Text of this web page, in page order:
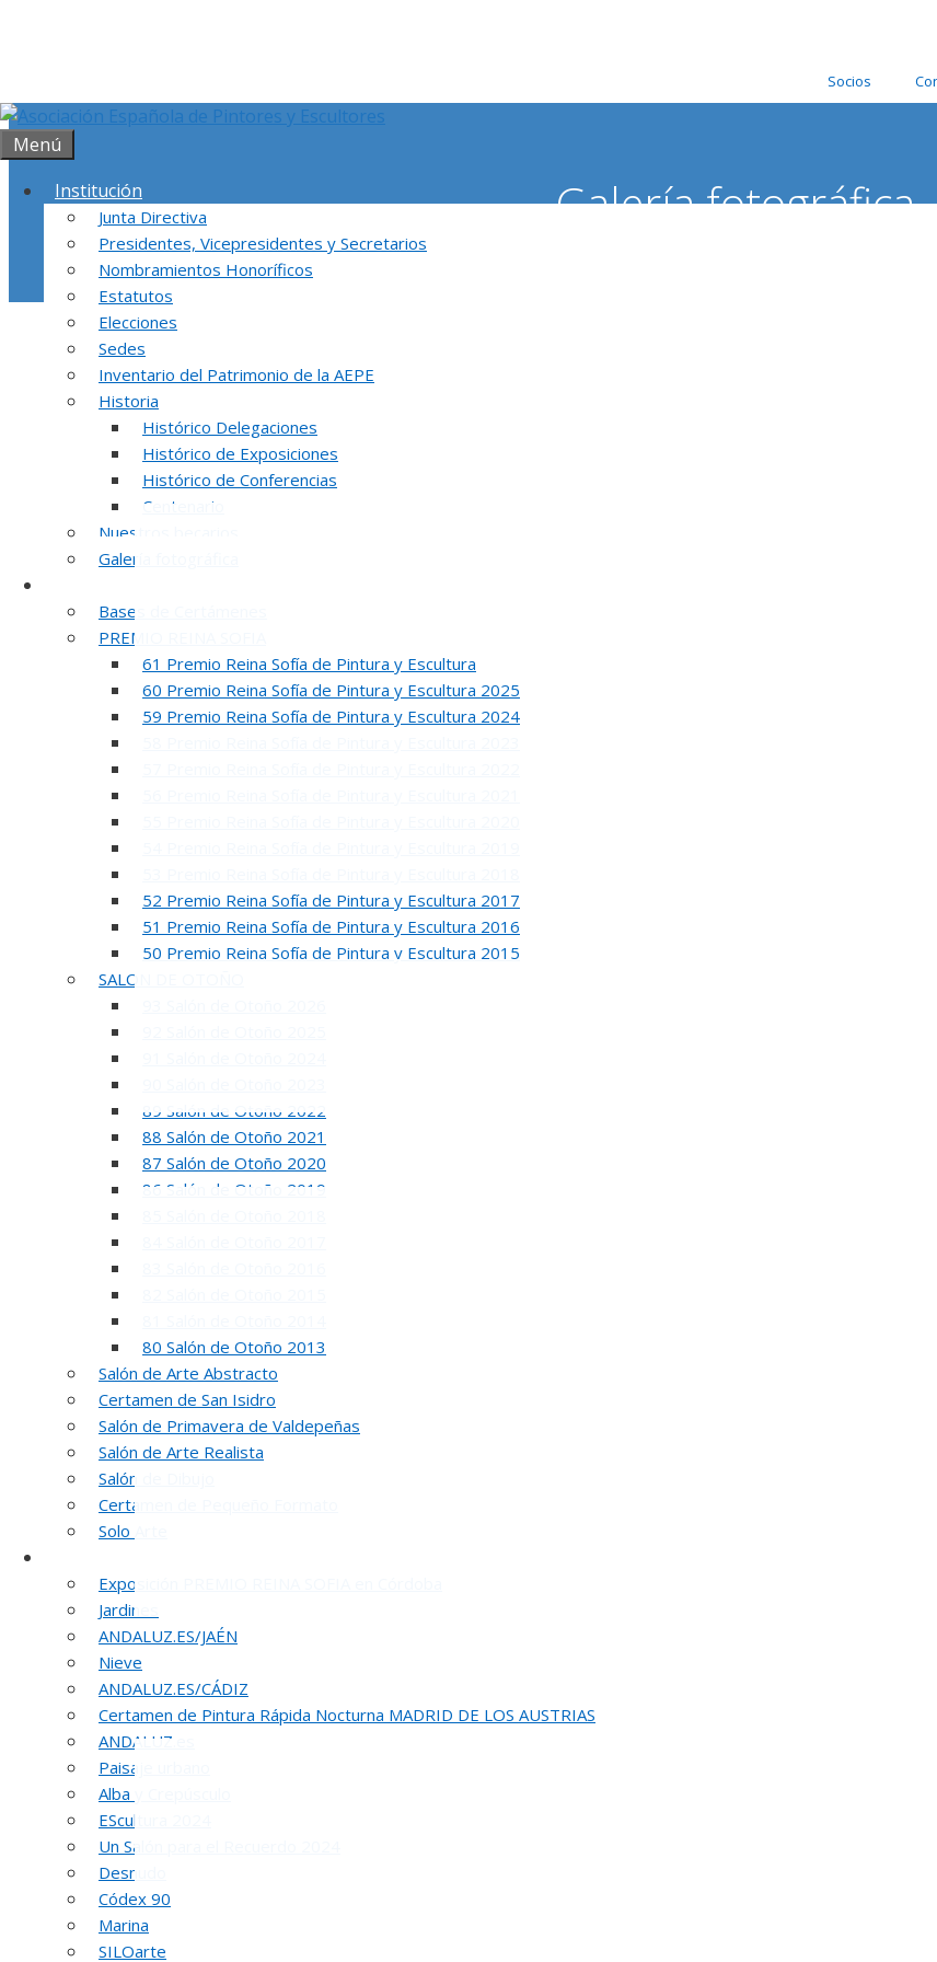
Socios
Menú
Institución
Junta Directiva
Presidentes, Vicepresidentes y Secretarios
Nombramientos Honoríficos
Estatutos
Elecciones
Sedes
Inventario del Patrimonio de la AEPE
Historia
Histórico Delegaciones
Histórico de Exposiciones
Histórico de Conferencias
Centenario
Nuestros becarios
Galería fotográfica
Bases de Certámenes
PREMIO REINA SOFIA
61 Premio Reina Sofía de Pintura y Escultura
60 Premio Reina Sofía de Pintura y Escultura 2025
59 Premio Reina Sofía de Pintura y Escultura 2024
52 Premio Reina Sofía de Pintura y Escultura 2017
51 Premio Reina Sofía de Pintura y Escultura 2016
50 Premio Reina Sofía de Pintura y Escultura 2015
SALON DE OTOÑO
89 Salón de Otoño 2022
88 Salón de Otoño 2021
87 Salón de Otoño 2020
86 Salón de Otoño 2019
80 Salón de Otoño 2013
Salón de Arte Abstracto
Certamen de San Isidro
Salón de Primavera de Valdepeñas
Salón de Arte Realista
Salón de Dibujo
Certamen de Pequeño Formato
Solo Arte
Exposición PREMIO REINA SOFIA en Córdoba
Jardines
ANDALUZ.ES/JAÉN
Nieve
ANDALUZ.ES/CÁDIZ
Certamen de Pintura Rápida Nocturna MADRID DE LOS AUSTRIAS
ANDALUZ.es
Paisaje urbano
Alba y Crepúsculo
EScultura 2024
Un Salón para el Recuerdo 2024
Desnudo
Códex 90
Marina
SILOarte
Galería fotográfica
En esta página encontrarás fotografías de los acontecimientos más importantes de la Asociación
INAUGURACION DEL 80 SALON DE
REUNION DEL JURADO DEL 81 SALON DE